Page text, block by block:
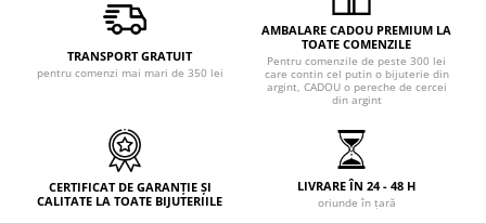
TRANSPORT GRATUIT
pentru comenzi mai mari de 350 lei
AMBALARE CADOU PREMIUM LA
TOATE COMENZILE
Pentru comenzile de peste 300 lei
care contin cel putin o bijuterie din
argint, CADOU o pereche de cercei
din argint
CERTIFICAT DE GARANȚIE ȘI
CALITATE LA TOATE BIJUTERIILE
LIVRARE ÎN 24 - 48 H
oriunde în țară